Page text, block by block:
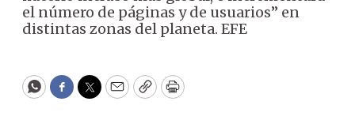
el número de páginas y de usuarios” en
distintas zonas del planeta. EFE
WhatsApp
Facebook
Twitter
EmailCopyPrint